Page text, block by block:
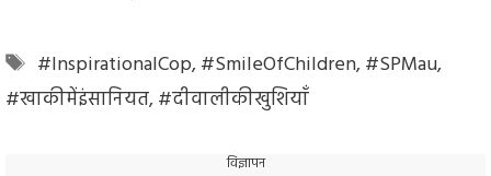
Tags
#InspirationalCop,#SmileOfChildren,#SPMau,
#खाकीमेंइंसानियत,#दीवालीकीखुशियाँ
विज्ञापन